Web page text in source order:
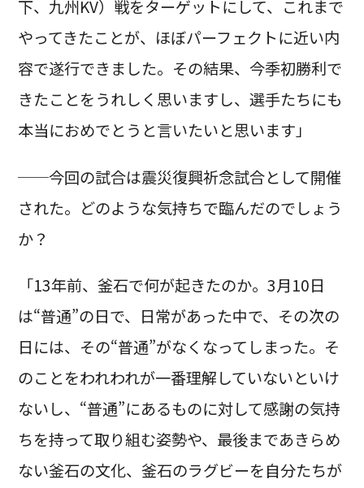
下、九州KV）戦をターゲットにして、これまで
やってきたことが、ほぼパーフェクトに近い内
容で遂行できました。その結果、今季初勝利で
きたことをうれしく思いますし、選手たちにも
本当におめでとうと言いたいと思います」
──今回の試合は震災復興祈念試合として開催
された。どのような気持ちで臨んだのでしょう
か？
「13年前、釜石で何が起きたのか。3月10日
は“普通”の日で、日常があった中で、その次の
日には、その“普通”がなくなってしまった。そ
のことをわれわれが一番理解していないといけ
ないし、“普通”にあるものに対して感謝の気持
ちを持って取り組む姿勢や、最後まであきらめ
ない釜石の文化、釜石のラグビーを自分たちが